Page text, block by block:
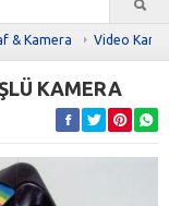
& Kamera Video
KAMERA